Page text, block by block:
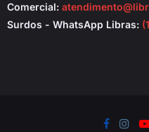
Comercial:
Surdos - WhatsApp Libras: